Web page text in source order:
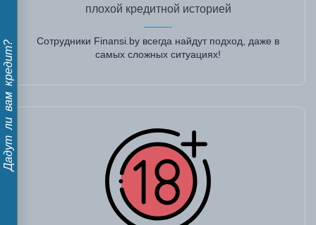
Дадут ли вам кредит?
плохой кредитной историей
Сотрудники Finansi.by всегда найдут подход, даже в
самых сложных ситуациях!